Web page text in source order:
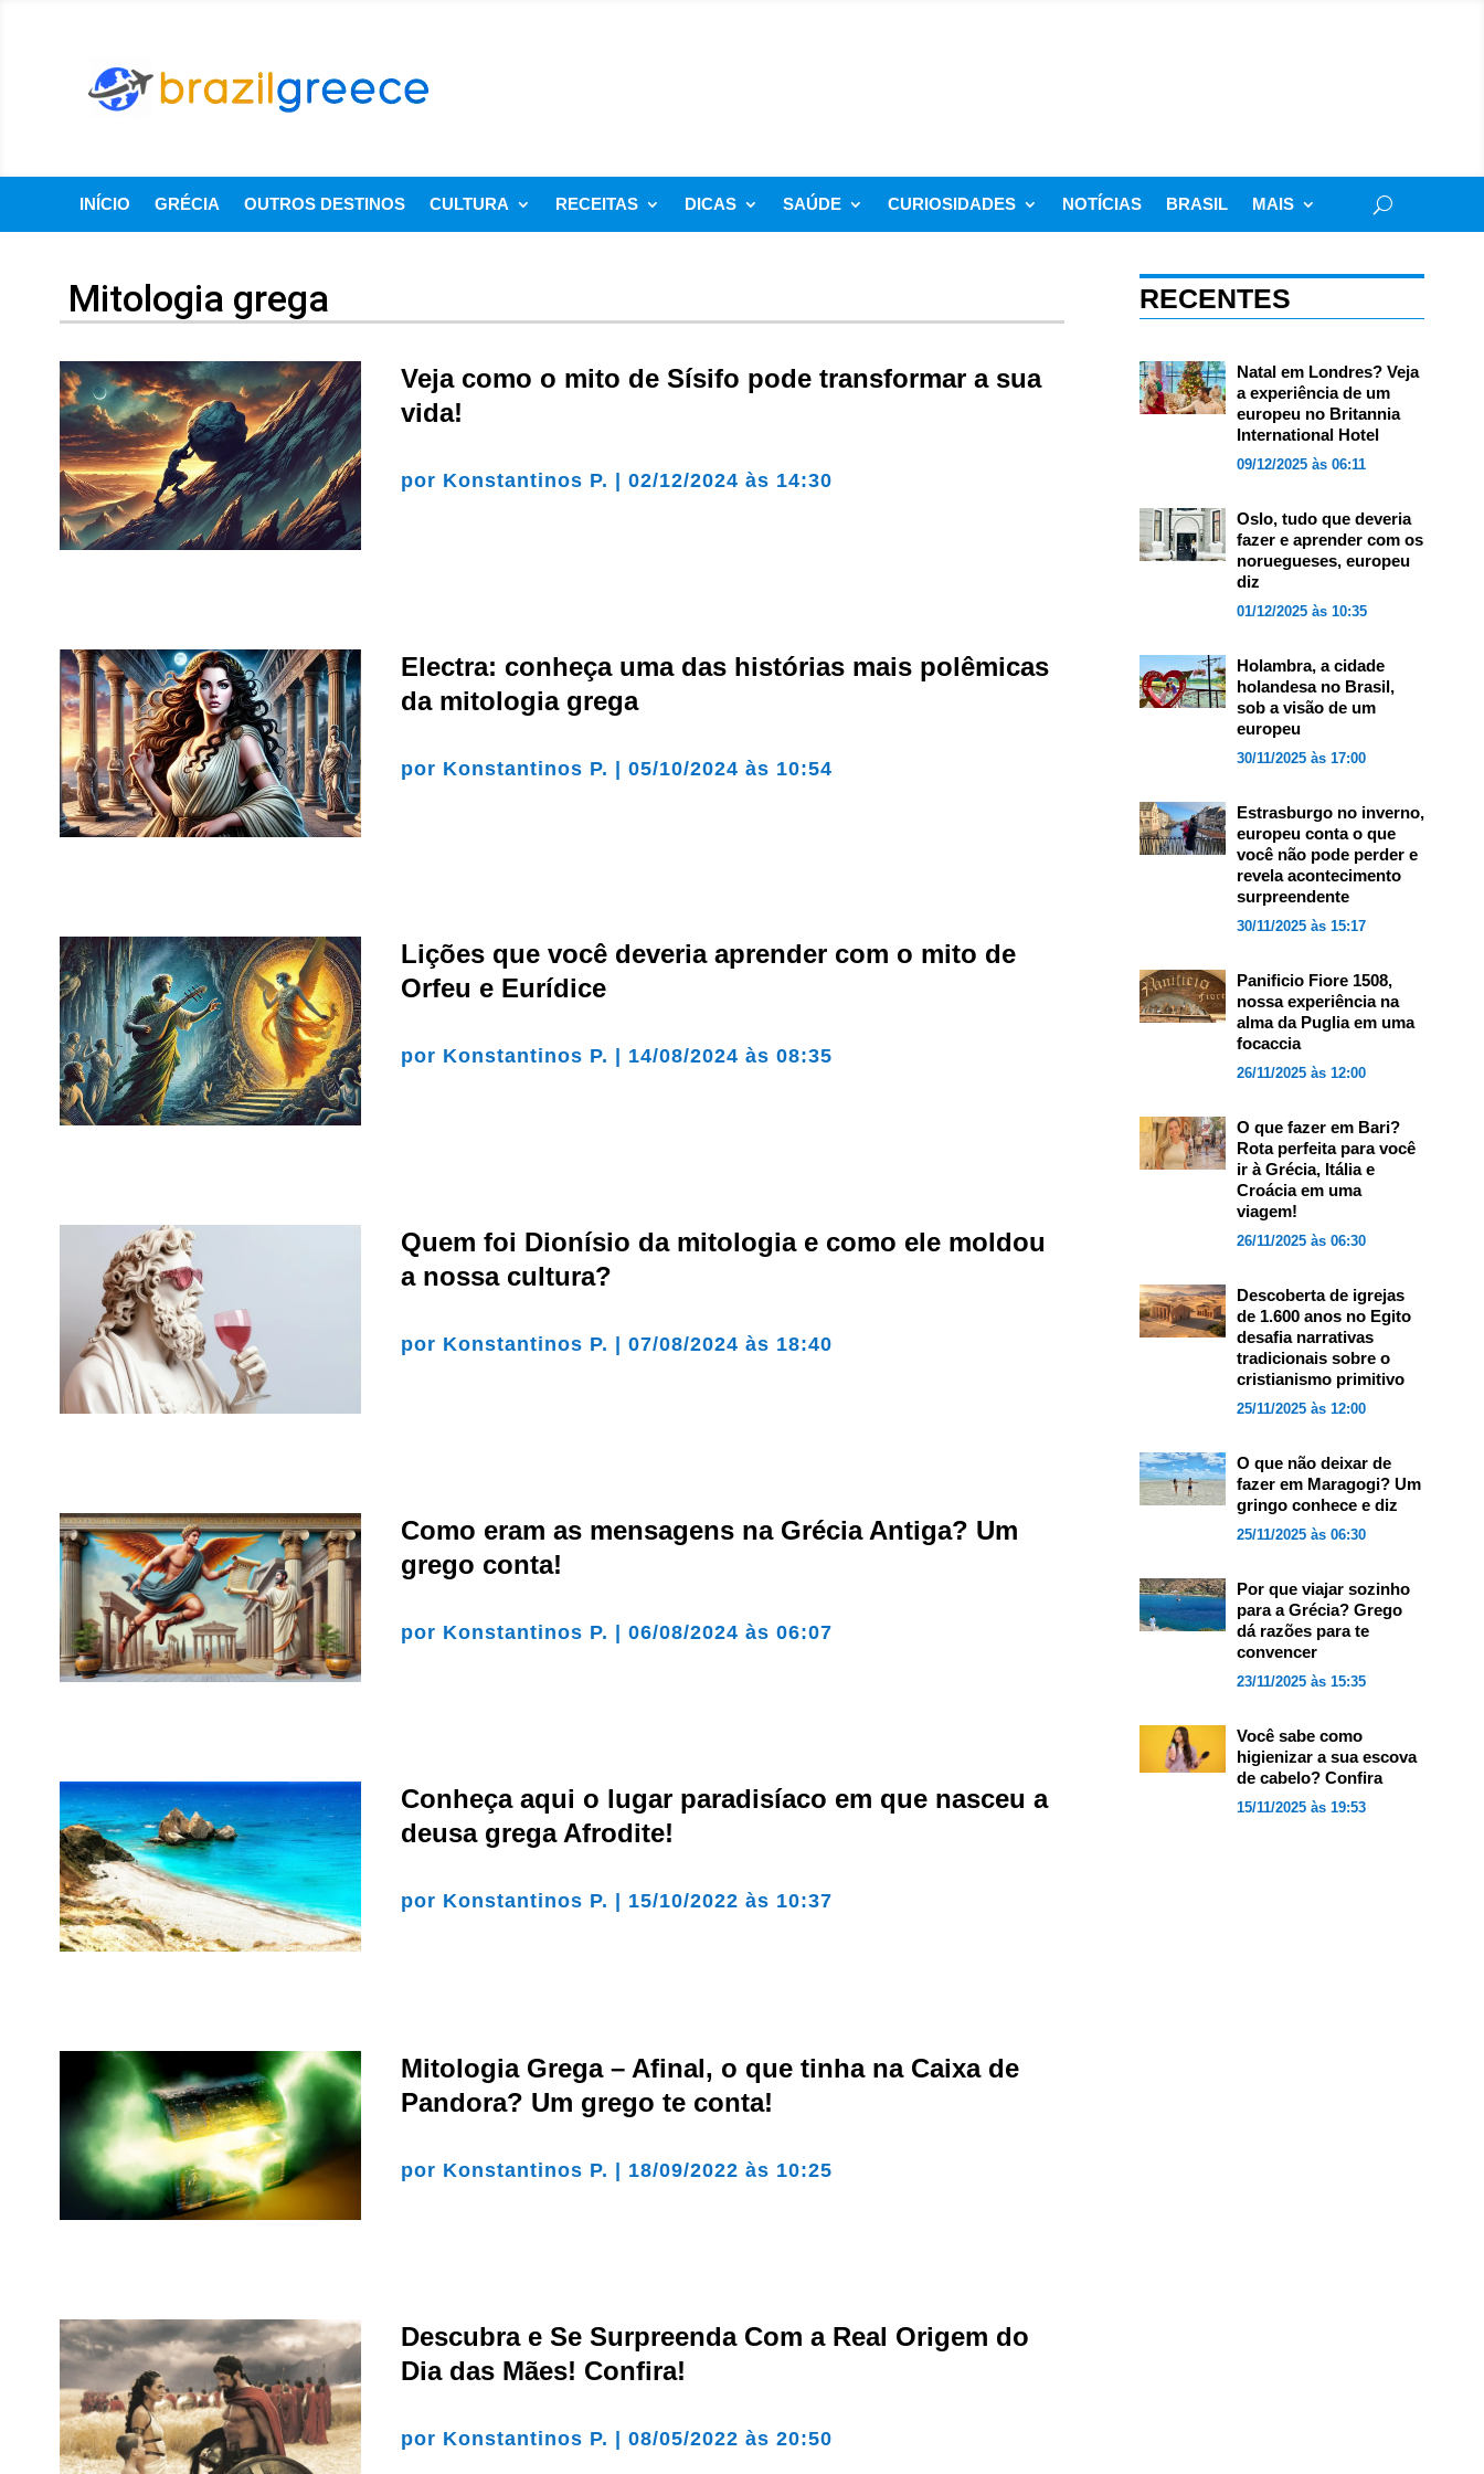
INÍCIO GRÉCIA OUTROS DESTINOS CULTURA RECEITAS DICAS SAÚDE CURIOSIDADES NOTÍCIAS BRASIL MAIS
Mitologia grega
Veja como o mito de Sísifo pode transformar a sua
vida!
por Konstantinos P. |02/12/2024 às 14:30
Electra: conheça uma das histórias mais polêmicas
da mitologia grega
por Konstantinos P. |05/10/2024 às 10:54
Lições que você deveria aprender com o mito de
Orfeu e Eurídice
por Konstantinos P. 14/08/2024 às 08:35
Quem foi Dionísio da mitologia e como ele moldou
a nossa cultura?
por Konstantinos P. |07/08/2024 às 18:40
Como eram as mensagens na Grécia Antiga? Um
grego conta!
por Konstantinos P. |06/08/2024 às 06:07
Conheça aqui o lugar paradisíaco em que nasceu a
deusa grega Afrodite!
por Konstantinos P. 15/10/2022 às 10:37
Mitologia Grega – Afinal, o que tinha na Caixa de
Pandora? Um grego te conta!
por Konstantinos P. | 18/09/2022 às 10:25
Descubra e Se Surpreenda Com a Real Origem do
Dia das Mães! Confira!
por Konstantinos P. |08/05/2022 às 20:50
RECENTES
Natal em Londres? Veja
a experiência de um
europeu no Britannia
International Hotel
09/12/2025 às 06:11
Oslo, tudo que deveria
fazer e aprender com os
noruegueses, europeu
diz
01/12/2025 às 10:35
Holambra, a cidade
holandesa no Brasil,
sob a visão de um
europeu
30/11/2025 às 17:00
Estrasburgo no inverno,
europeu conta o que
você não pode perder e
revela acontecimento
surpreendente
30/11/2025 às 15:17
Panificio Fiore 1508,
nossa experiência na
alma da Puglia em uma
focaccia
26/11/2025 às 12:00
O que fazer em Bari?
Rota perfeita para você
ir à Grécia, Itália e
Croácia em uma
viagem!
26/11/2025 às 06:30
Descoberta de igrejas
de 1.600 anos no Egito
desafia narrativas
tradicionais sobre o
cristianismo primitivo
25/11/2025 às 12:00
O que não deixar de
fazer em Maragogi? Um
gringo conhece e diz
25/11/2025 às 06:30
Por que viajar sozinho
para a Grécia? Grego
dá razões para te
convencer
23/11/2025 às 15:35
Você sabe como
higienizar a sua escova
de cabelo? Confira
15/11/2025 às 19:53